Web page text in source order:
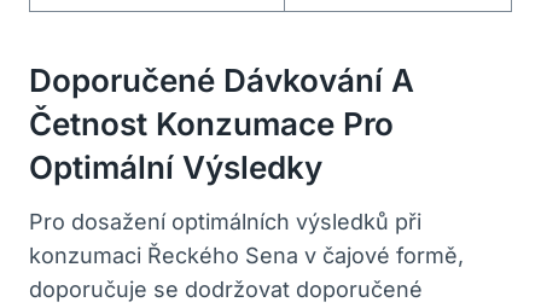
Doporučené Dávkování A
Četnost Konzumace Pro
Optimální Výsledky
Pro dosažení optimálních výsledků při
konzumaci Řeckého Sena v čajové formě,
doporučuje se dodržovat doporučené